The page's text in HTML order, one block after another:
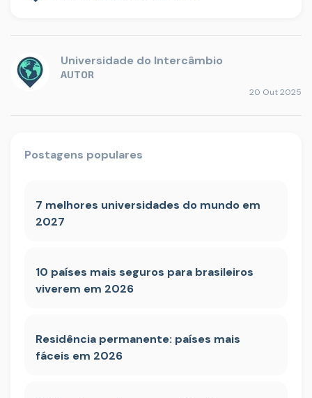
Universidade do Intercâmbio
AUTOR
20 Out 2025
Postagens populares
7 melhores universidades do mundo em
2027
10 países mais seguros para brasileiros
viverem em 2026
Residência permanente: países mais
fáceis em 2026